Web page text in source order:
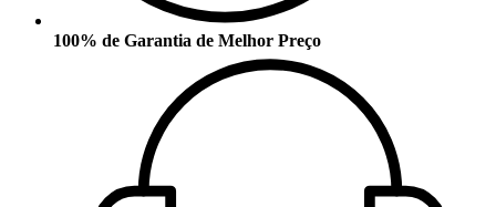
100% de Garantia de Melhor Preço